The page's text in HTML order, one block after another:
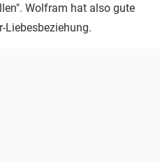
Wolfram hat also gute
Liebesbeziehung.